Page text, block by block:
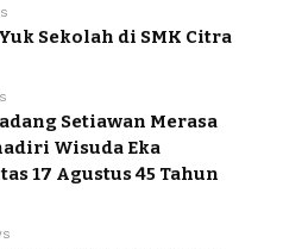
Sekolah di SMK Citra
Setiawan Merasa
Wisuda Eka
17 Agustus 45 Tahun